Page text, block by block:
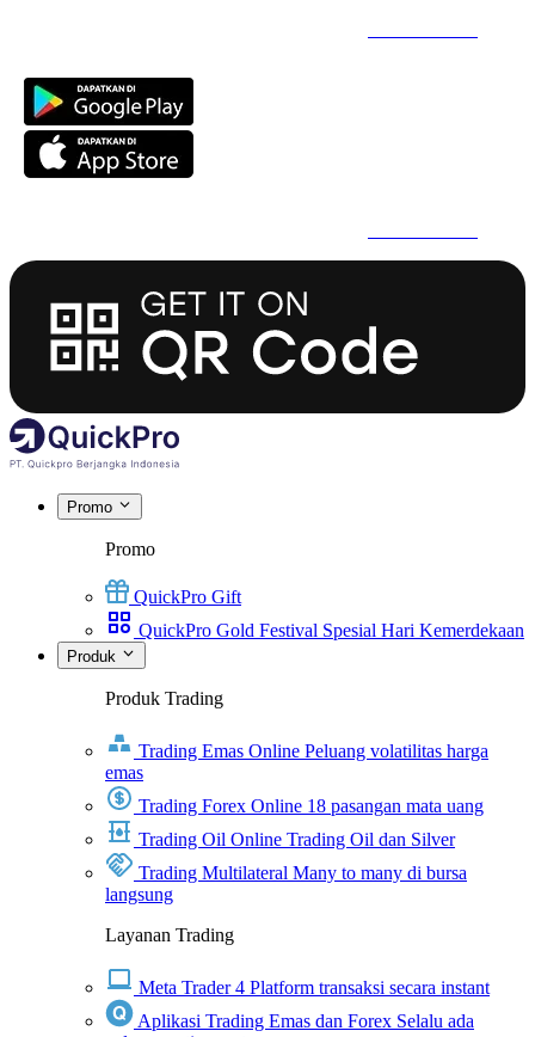
Promo
Promo
QuickPro Gift
QuickPro Gold Festival Spesial Hari Kemerdekaan
Produk
Produk Trading
Trading Emas Online Peluang volatilitas harga
emas
Trading Forex Online 18 pasangan mata uang
Trading Oil Online Trading Oil dan Silver
Trading Multilateral Many to many di bursa
langsung
Layanan Trading
Meta Trader 4 Platform transaksi secara instant
Aplikasi Trading Emas dan Forex Selalu ada